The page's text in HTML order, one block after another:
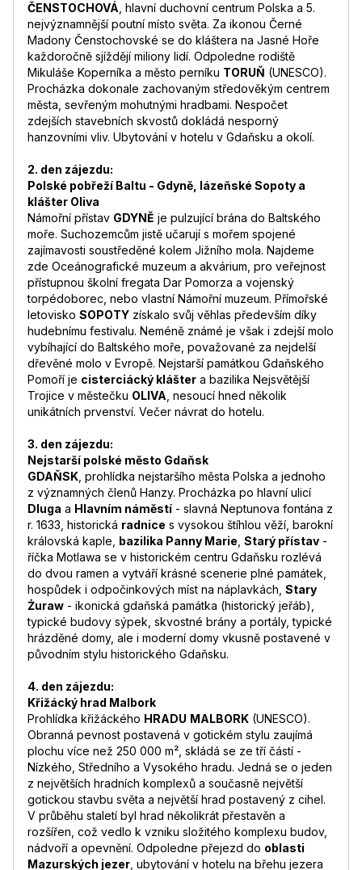
ČENSTOCHOVÁ , hlavní duchovní centrum Polska a 5.
nejvýznamnější poutní místo světa. Za ikonou Černé
Madony Čenstochovské se do kláštera na Jasné Hoře
každoročně sjíždějí miliony lidí. Odpoledne rodiště
Mikuláše Koperníka a město perníku TORUŇ (UNESCO).
Procházka dokonale zachovaným středověkým centrem
města, sevřeným mohutnými hradbami. Nespočet
zdejších stavebních skvostů dokládá nesporný
hanzovními vliv. Ubytování v hotelu v Gdaňsku a okolí.
2. den zájezdu:
Polské pobřeží Baltu - Gdyně, lázeňské Sopoty a
klášter Oliva
Námořní přístav GDYNĚ je pulzující brána do Baltského
moře. Suchozemcům jistě učarují s mořem spojené
zajímavosti soustředěné kolem Jižního mola. Najdeme
zde Oceánografické muzeum a akvárium, pro veřejnost
přístupnou školní fregata Dar Pomorza a vojenský
torpédoborec, nebo vlastní Námořní muzeum. Přímořské
letovisko SOPOTY získalo svůj věhlas především díky
hudebnímu festivalu. Neméně známé je však i zdejší molo
vybíhající do Baltského moře, považované za nejdelší
dřevěné molo v Evropě. Nejstarší památkou Gdaňského
Pomoří je cisterciácký klášter a bazilika Nejsvětější
Trojice v městečku OLIVA , nesoucí hned několik
unikátních prvenství. Večer návrat do hotelu.
3. den zájezdu:
Nejstarší polské město Gdaňsk
GDAŇSK , prohlídka nejstaršího města Polska a jednoho
z významných členů Hanzy. Procházka po hlavní ulicí
Dluga a Hlavním náměstí - slavná Neptunova fontána z
r. 1633, historická radnice s vysokou štíhlou věží, barokní
královská kaple, bazilika Panny Marie Starý přístav -
říčka Motlawa se v historickém centru Gdaňsku rozlévá
do dvou ramen a vytváří krásné scenerie plné památek,
hospůdek i odpočinkových míst na náplavkách, Stary
Żuraw - ikonická gdaňská památka (historický jeřáb),
typické budovy sýpek, skvostné brány a portály, typické
hrázděné domy, ale i moderní domy vkusně postavené v
původním stylu historického Gdaňsku.
4. den zájezdu:
Křižácký hrad Malbork
Prohlídka křižáckého HRADU MALBORK (UNESCO).
Obranná pevnost postavená v gotickém stylu zaujímá
plochu více než 250 000 m², skládá se ze tří částí -
Nízkého, Středního a Vysokého hradu. Jedná se o jeden
z největších hradních komplexů a současně největší
gotickou stavbu světa a největší hrad postavený z cihel.
V průběhu staletí byl hrad několikrát přestavěn a
rozšířen, což vedlo k vzniku složitého komplexu budov,
nádvoří a opevnění. Odpoledne přejezd do oblasti
Mazurských jezer , ubytování v hotelu na břehu jezera